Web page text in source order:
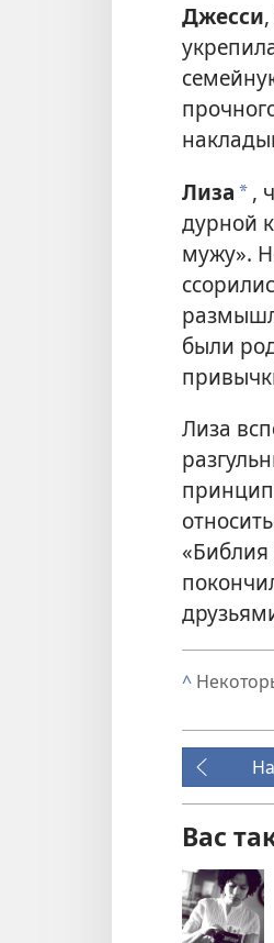
Джесси
Лиза * ,
дурной
мужу».
были
Лиза
^
Вас